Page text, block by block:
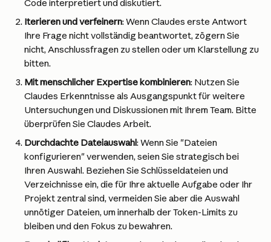
Code interpretiert und diskutiert.
Iterieren und verfeinern: Wenn Claudes erste Antwort
Ihre Frage nicht vollständig beantwortet, zögern Sie
nicht, Anschlussfragen zu stellen oder um Klarstellung zu
bitten.
Mit menschlicher Expertise kombinieren: Nutzen Sie
Claudes Erkenntnisse als Ausgangspunkt für weitere
Untersuchungen und Diskussionen mit Ihrem Team. Bitte
überprüfen Sie Claudes Arbeit.
Durchdachte Dateiauswahl: Wenn Sie "Dateien
konfigurieren" verwenden, seien Sie strategisch bei
Ihren Auswahl. Beziehen Sie Schlüsseldateien und
Verzeichnisse ein, die für Ihre aktuelle Aufgabe oder Ihr
Projekt zentral sind, vermeiden Sie aber die Auswahl
unnötiger Dateien, um innerhalb der Token-Limits zu
bleiben und den Fokus zu bewahren.